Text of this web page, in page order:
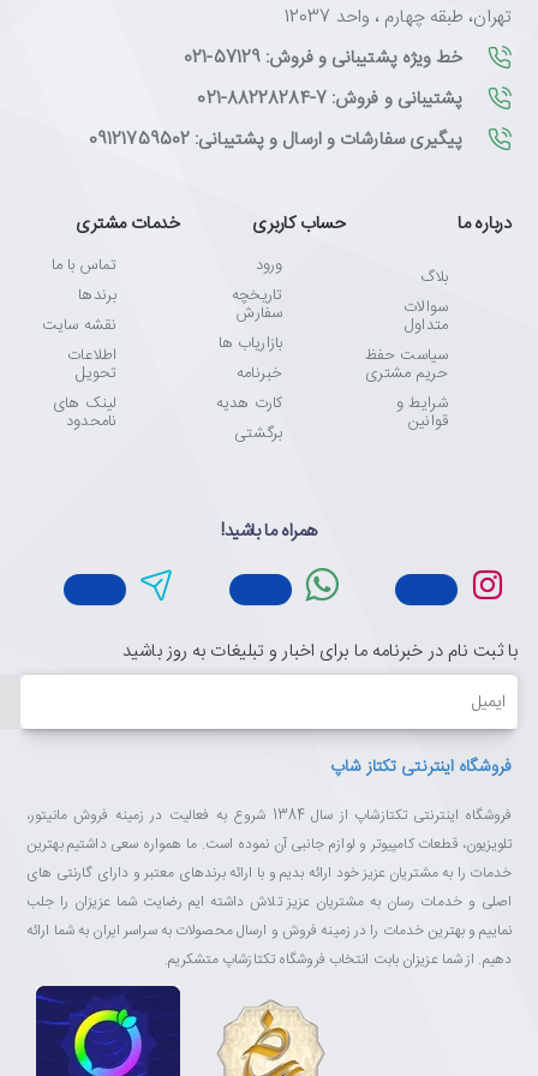
این هدست برای چه کسانی مناسب است؟
✅گیمرهای رقابتی
صدا
✅استریمرها و تولیدکنندگان محتوا: میکروفون جداشونده با حذف
✅
علاقه‌مندان به فیلم و موسیقی
: تبدیل سریع به هدفون با جدا
عاشقان نورپردازی
ویژگی‌های کلیدی RedRagon PANDORA H350 مشکی
درایورهای ۵۰ میلی‌متری
با امپدانس ۲۴ اهم و صدای قدرتمند
میکروفون دایرکشنال جداشونده
با فناوری حذف نویز
با پوستهٔ مش مانند (اولین هدست ردراگون با
✅
با جداکنندهٔ ۲×۳.۵ میلی‌متری برای PC
✅سازگار با PC، لپ‌تاپ و کنسول‌های بازی
چرا از تکتازشاپ خرید کنیم؟
تکتازشاپ فقط یک فروشگاه نیست—یک مقصد مطمئن برای عاشقان
تکنولوژی و انتخاب‌های هوشمندانه است.
با ضمانت اصالت کالا، مشاوره تخصصی، ارسال سریع و پشتیبانی واقعی،
خیالت از خرید راحت باشد.
ما اینجاییم تا تجربه‌ای متفاوت، حرفه‌ای و قابل اعتماد از خرید آنلاین را
برایت رقم بزنیم.
تکتازشاپ یعنی خرید با خیال راحت، انتخاب با اطمینان.
تهران، طبقه چهارم ، واحد 12037
خط ویژه پشتیبانی و فروش: 57129-021
پشتیبانی و فروش: 7-88228284-021
پیگیری سفارشات و ارسال و پشتیبانی: 09121759502
درباره ما
بلاگ
سوالات
متداول
سیاست حفظ
حریم مشتری
شرایط و
قوانین
حساب کاربری
ورود
تاریخچه
سفارش
بازاریاب ها
خبرنامه
کارت هدیه
برگشتی
خدمات مشتری
تماس با ما
برندها
نقشه سایت
اطلاعات
تحویل
لینک های
نامحدود
همراه ما باشید!
با ثبت نام در خبرنامه ما برای اخبار و تبلیغات به روز باشید
ایمیل
فروشگاه اینترنتی تکتاز شاپ
فروشگاه اینترنتی تکتازشاپ از سال 1384 شروع به فعالیت در زمینه فروش مانیتور،
تلویزیون، قطعات کامپیوتر و لوازم جانبی آن نموده است. ما همواره سعی داشتیم بهترین
خدمات را به مشتریان عزیز خود ارائه بدیم و با ارائه برندهای معتبر و دارای گارنتی های
اصلی و خدمات رسان به مشتریان عزیز تلاش داشته ایم رضایت شما عزیزان را جلب
نماییم و بهترین خدمات را در زمینه فروش و ارسال محصولات به سراسر ایران به شما ارائه
دهیم. از شما عزیزان بابت انتخاب فروشگاه تکتازشاپ متشکریم.